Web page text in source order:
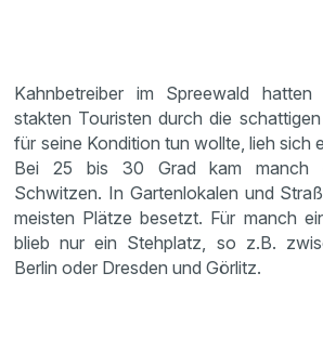
Kahnbetreiber im Spreewald
stakten Touristen durch die
für seine Kondition tun wollte, lieh sich
Bei 25 bis 30 Grad kam manch
Schwitzen. In Gartenlokalen und
meisten Plätze besetzt. Für manch
blieb nur ein Stehplatz, so z.B.
Berlin oder Dresden und Görlitz.